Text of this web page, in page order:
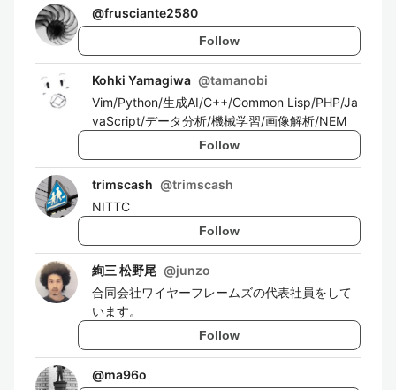
@frusciante2580
Follow
Kohki Yamagiwa @tamanobi
Vim/Python/生成AI/C++/Common Lisp/PHP/Ja
vaScript/データ分析/機械学習/画像解析/NEM
Follow
trimscash @trimscash
NITTC
Follow
絢三 松野尾 @junzo
合同会社ワイヤーフレームズの代表社員をして
います。
Follow
@ma96o